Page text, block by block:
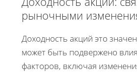
рыночными
Доходность акций это
может быть подвержено
факторов, включая